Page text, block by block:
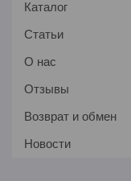
Каталог
Статьи
О нас
Отзывы
Возврат и обмен
Новости